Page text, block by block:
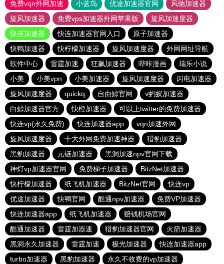
免费vqn外网加速
小蓝鸟 优途加速器官网
风驰加速器
旋风加速器
免费vps加速器外网苹果版
旋风加速度器
快连加速器
快连加速器官网入口
原子加速器
快鸭加速器
快柠檬加速器 旋风加速度器
外网网址导航
软件中心
雷霆加速 狂飙加速器 哔咔漫画
瑞乐小说
小美
小美vpn 小美加速器 旋风加速度器
闪电加速器
旋风加速度器
quickq 自由鲸官网
v蚂蚁加速器
白鲸加速器官方
快橙加速器
可以上twitter的免费加速器
快连vp(永久免费)
快连加速器app
vqn加速外网
旋风加速度器
十大外网免费加速神器
猎豹加速器
黑豹加速器
元链加速器
黑洞加速npv官网下载
神灯vp加速器官网
免费梯子加速器
BitzNet加速器
快柠檬加速器
纸飞机加速器 BitzNet官网
快连vp
优途加速器
快鸭官网 酷通npv加速器
免费VP加速器
快连加速器app
纸飞机加速器
赔钱机场官网
酷通加速器
雷霆加器速 猎豹加速器官网
火箭加速器
黑洞永久加速器
雷霆加速 极光加速器
快连加速器app
turbo加速器
黑豹加速器 永久不收费的vp加速器